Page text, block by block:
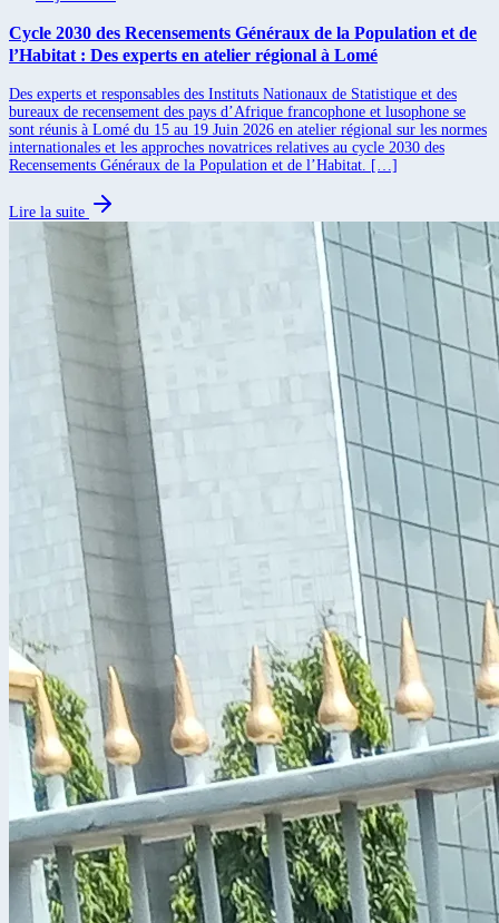
Cycle 2030 des Recensements Généraux de la Population et de
l’Habitat : Des experts en atelier régional à Lomé
Des experts et responsables des Instituts Nationaux de Statistique et des
bureaux de recensement des pays d’Afrique francophone et lusophone se
sont réunis à Lomé du 15 au 19 Juin 2026 en atelier régional sur les normes
internationales et les approches novatrices relatives au cycle 2030 des
Recensements Généraux de la Population et de l’Habitat. […]
Lire la suite